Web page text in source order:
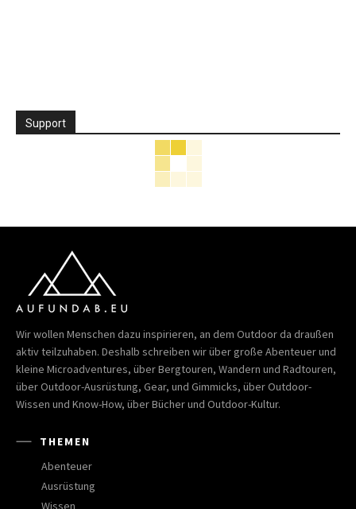
Support
Wir wollen Menschen dazu inspirieren, an dem Outdoor da draußen
aktiv teilzuhaben. Deshalb schreiben wir über große Abenteuer und
kleine Microadventures, über Bergtouren, Wandern und Radtouren,
über Outdoor-Ausrüstung, Gear, und Gimmicks, über Outdoor-
Wissen und Know-How, über Bücher und Outdoor-Kultur.
THEMEN
Abenteuer
Ausrüstung
Wissen